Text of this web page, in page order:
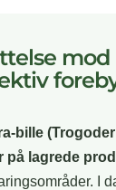
bille
på lagrede
I